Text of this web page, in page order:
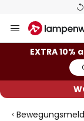
Inhalt
springen
EXTRA 10%